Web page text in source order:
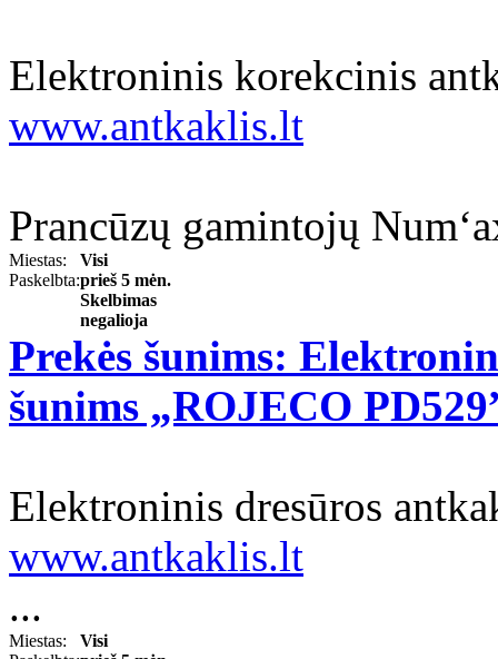
Elektroninis korekcinis
www.antkaklis.lt
Prancūzų gamintojų
Miestas:
Visi
Paskelbta:prieš 5 mėn.
Skelbimas
negalioja
Prekės šunims:
šunims „ROJECO
Elektroninis dresūros
www.antkaklis.lt
...
Miestas:
Visi